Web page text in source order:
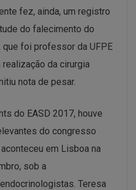
fez, ainda, um registro
do falecimento do
que foi professor da UFPE
da cirurgia
nota de pesar.
do EASD 2017, houve
do congresso
em Lisboa na
sob a
Teresa